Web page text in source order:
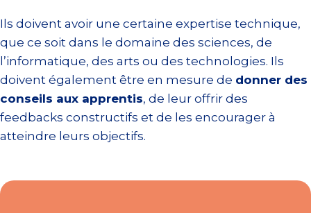
Ils doivent avoir une certaine expertise technique,
que ce soit dans le domaine des sciences, de
l’informatique, des arts ou des technologies. Ils
doivent également être en mesure de donner des
conseils aux apprentis, de leur offrir des
feedbacks constructifs et de les encourager à
atteindre leurs objectifs.